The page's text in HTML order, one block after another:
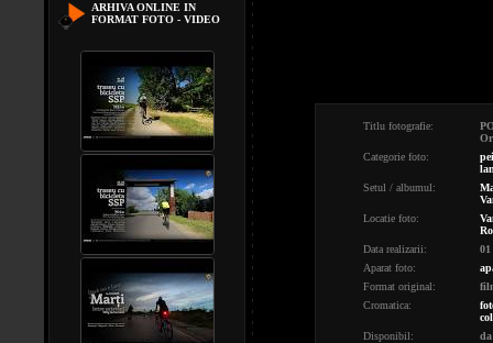
ARHIVA ONLINE IN
FORMAT FOTO - VIDEO
Titlu fotografie:
Categorie foto:
Setul / albumul:
Locatie foto:
Data realizarii:
01
Aparat foto:
Format original:
Cromatica:
Disponibil:
da